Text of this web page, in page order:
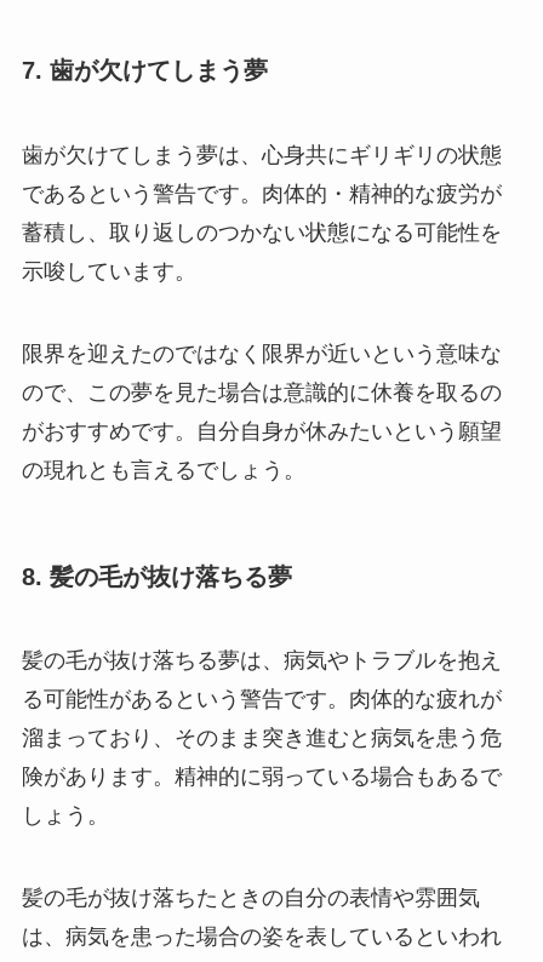
7. 歯が欠けてしまう夢
歯が欠けてしまう夢は、心身共にギリギリの状態
であるという警告です。肉体的・精神的な疲労が
蓄積し、取り返しのつかない状態になる可能性を
示唆しています。
限界を迎えたのではなく限界が近いという意味な
ので、この夢を見た場合は意識的に休養を取るの
がおすすめです。自分自身が休みたいという願望
の現れとも言えるでしょう。
8. 髪の毛が抜け落ちる夢
髪の毛が抜け落ちる夢は、病気やトラブルを抱え
る可能性があるという警告です。肉体的な疲れが
溜まっており、そのまま突き進むと病気を患う危
険があります。精神的に弱っている場合もあるで
しょう。
髪の毛が抜け落ちたときの自分の表情や雰囲気
は、病気を患った場合の姿を表しているといわれ